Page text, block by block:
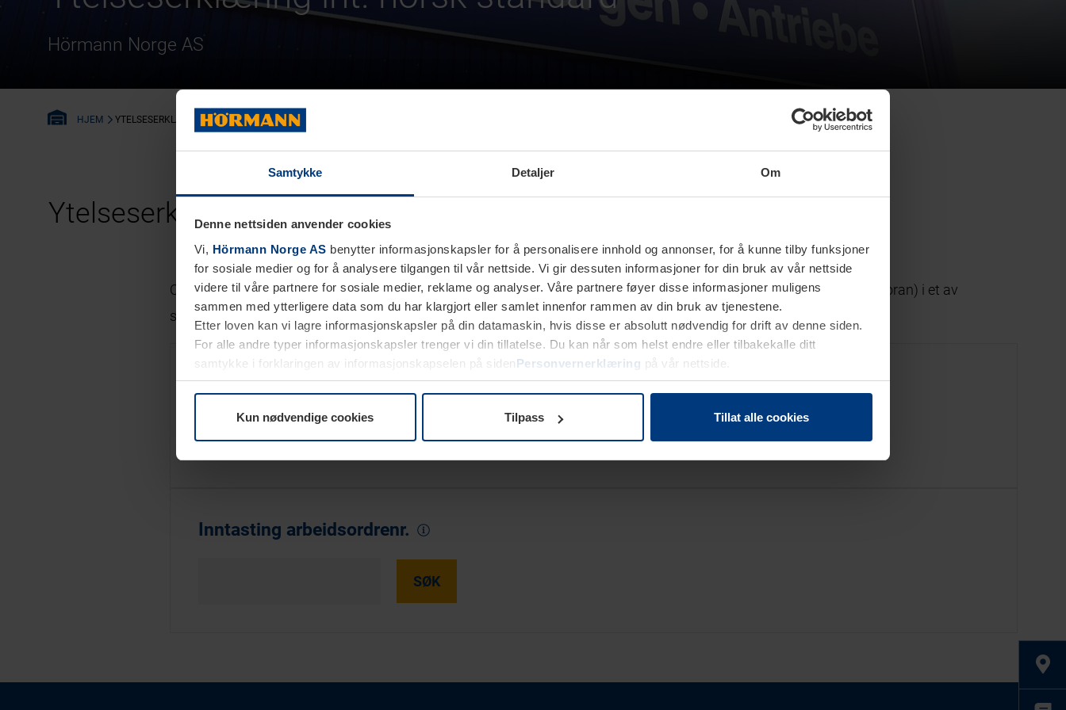
Samtykke Detaljer Om
Denne nettsiden anvender cookies
Vi, Hörmann Norge AS benytter informasjonskapsler for å personalisere innhold og annonser, for å kunne tilby funksjoner
for sosiale medier og for å analysere tilgangen til vår nettside. Vi gir dessuten informasjoner for din bruk av vår nettside
videre til våre partnere for sosiale medier, reklame og analyser. Våre partnere føyer disse informasjoner muligens
sammen med ytterligere data som du har klargjort eller samlet innenfor rammen av din bruk av tjenestene.
Etter loven kan vi lagre informasjonskapsler på din datamaskin, hvis disse er absolutt nødvendig for drift av denne siden.
For alle andre typer informasjonskapsler trenger vi din tillatelse. Du kan når som helst endre eller tilbakekalle ditt
samtykke i forklaringen av informasjonskapselen på sidenPersonvernerklæring på vår nettside.
Kun nødvendige cookies Tilpass Tillat alle cookies
Hörmann Norge AS
HJEM YTELSESERKLÆRING IHT. NORSK STANDARD
Ytelseserklæring iht.byggvareforordning
Oppgi enten DoP-nummeret ditt som vises på produkttypeskiltet eller arbeidsordrenummeret (uten fabrikknummer foran) i et av
skjemaene nedenfor for å kunne laste ned kopien av ytelseserklæringen som et PDF-dokument.
Tast inn DoP-nummeret
DOP - - SØK
Inntasting arbeidsordrenr.
SØK